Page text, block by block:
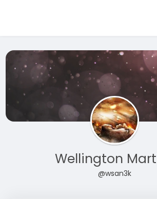
Wellington
@wsan3k